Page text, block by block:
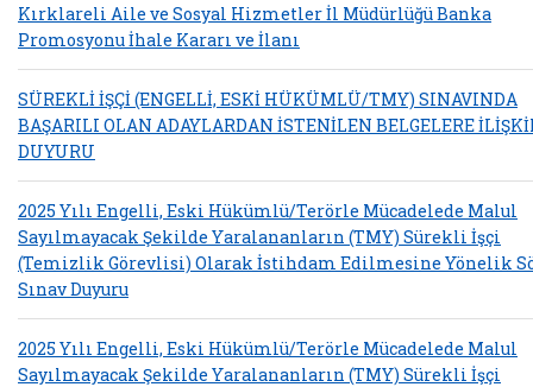
Kırklareli Aile ve Sosyal Hizmetler İl Müdürlüğü Banka
Promosyonu İhale Kararı ve İlanı
SÜREKLİ İŞÇİ (ENGELLİ, ESKİ HÜKÜMLÜ/TMY) SINAVINDA
BAŞARILI OLAN ADAYLARDAN İSTENİLEN BELGELERE
DUYURU
2025 Yılı Engelli, Eski Hükümlü/Terörle Mücadelede Malul
Sayılmayacak Şekilde Yaralananların (TMY) Sürekli İşçi
(Temizlik Görevlisi) Olarak İstihdam Edilmesine Yönelik
Sınav Duyuru
2025 Yılı Engelli, Eski Hükümlü/Terörle Mücadelede Malul
Sayılmayacak Şekilde Yaralananların (TMY) Sürekli İşçi